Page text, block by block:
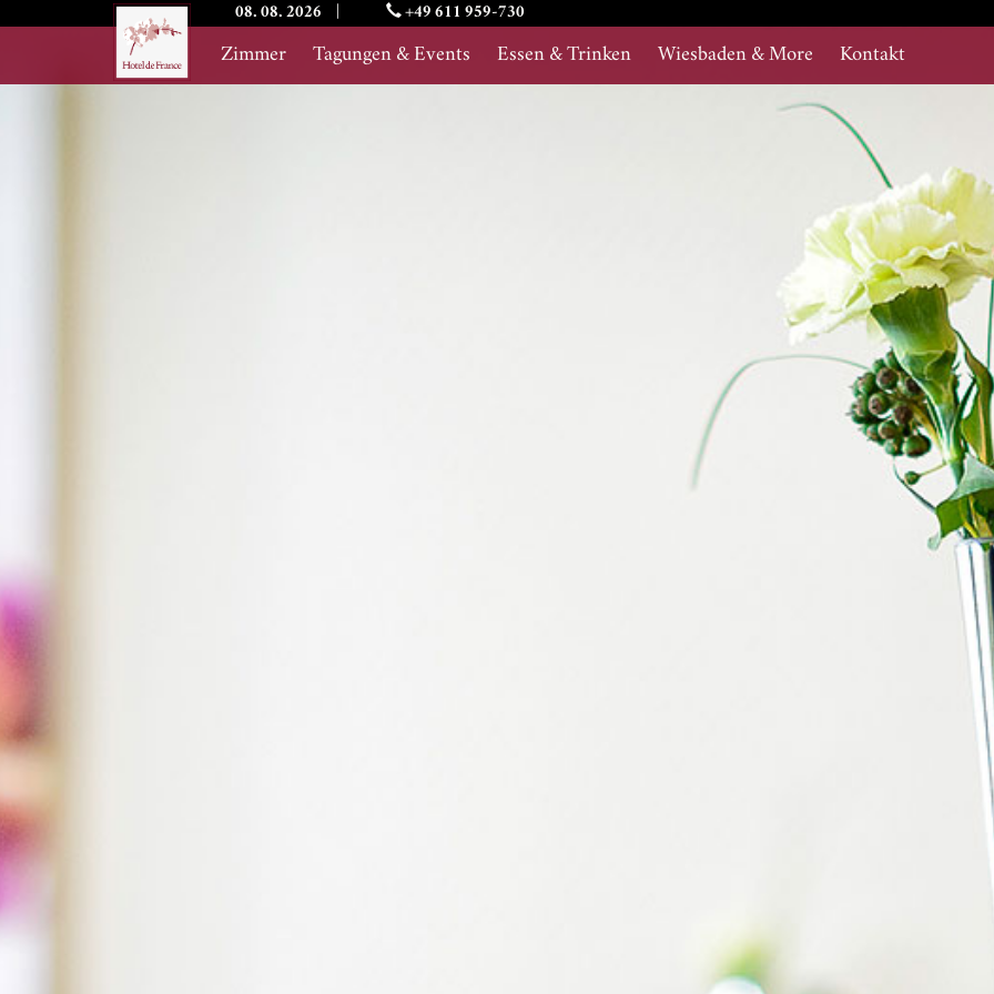
Zimmer Tagungen & Events Essen & Trinken Wiesbaden & More Kontakt
08. 08. 2026 +49 611 959-730